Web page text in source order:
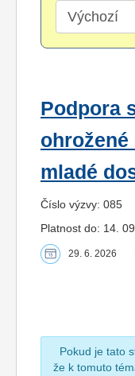
Podpora
mladé
Číslo výzvy: 085
Platnost do: 14.
29. 6. 2026
Pokud je tato
že k tomuto